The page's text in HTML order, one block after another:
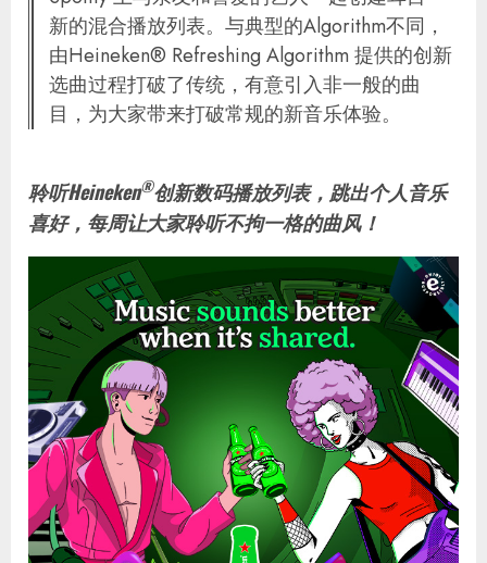
新的混合播放列表。与典型的Algorithm不同，
由Heineken® Refreshing Algorithm 提供的创新
选曲过程打破了传统，有意引入非一般的曲
目，为大家带来打破常规的新音乐体验。
聆听Heineken®创新数码播放列表，跳出个人音乐
喜好，每周让大家聆听不拘一格的曲风！